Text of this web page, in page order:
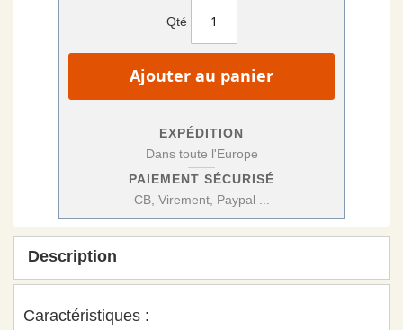
Qté
Ajouter au panier
EXPÉDITION
Dans toute l'Europe
PAIEMENT SÉCURISÉ
CB, Virement, Paypal ...
Description
Caractéristiques :